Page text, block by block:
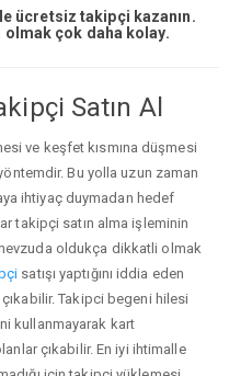
ücretsiz takipçi kazanın.
çok daha kolay.
Satın Al
ve keşfet kısmına düşmesi
Bu yolla uzun zaman
ihtiyaç duymadan hedef
takipçi satın alma işleminin
oldukça dikkatli olmak
satışı yaptığını iddia eden
çıkabilir. Takipci begeni hilesi
kullanmayarak kart
çıkabilir. En iyi ihtimalle